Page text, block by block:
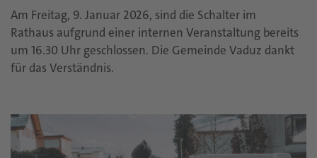
Am Freitag, 9. Januar 2026, sind die Schalter im
Rathaus aufgrund einer internen Veranstaltung bereits
um 16.30 Uhr geschlossen. Die Gemeinde Vaduz dankt
für das Verständnis.​​​​​​​